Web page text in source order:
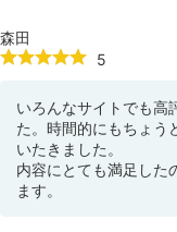
森田
5
いろんなサイトでも高
た。時間的にもちょう
いたきました。
内容にとても満足した
ます。